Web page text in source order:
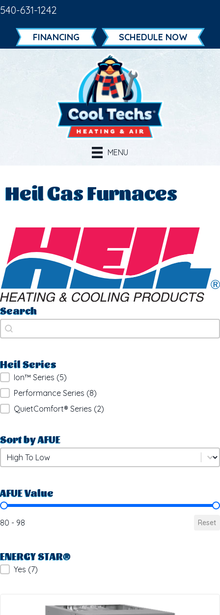
Skip
Content
Skip
navigation
Site
540-631-1242
FINANCING SCHEDULE NOW
MENU
Heil Gas Furnaces
Search
Search
Search
Heil Series
Heil Series
Ion™ Series (5)
Performance Series (8)
QuietComfort® Series (2)
Sort by AFUE
Sort by AFUE
Sort by AFUE
AFUE Value
AFUE Value
80 - 98 Reset
ENERGY STAR®
ENERGY STAR®
Yes (7)